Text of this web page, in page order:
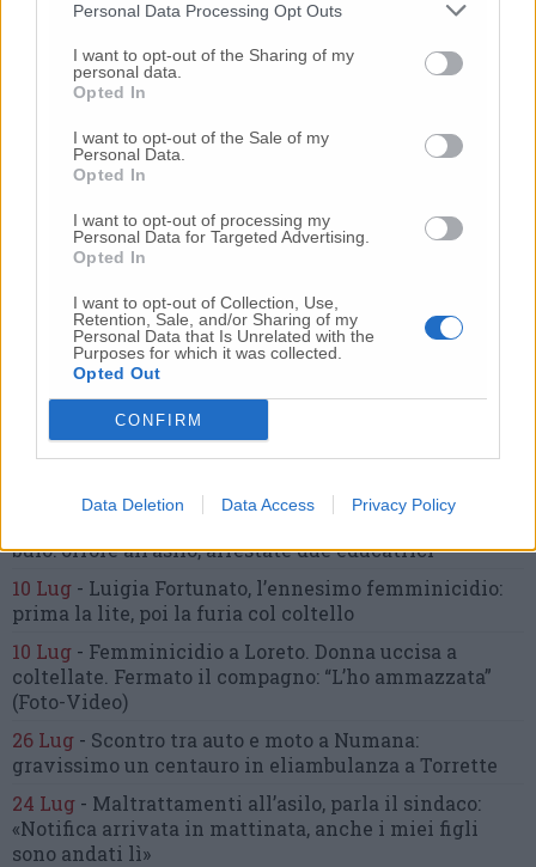
Personal Data Processing Opt Outs
I want to opt-out of the Sharing of my
personal data.
Opted In
I want to opt-out of the Sale of my
Personal Data.
Opted In
I want to opt-out of processing my
Personal Data for Targeted Advertising.
Opted In
I want to opt-out of Collection, Use,
Retention, Sale, and/or Sharing of my
Personal Data that Is Unrelated with the
Purposes for which it was collected.
Opted Out
CONFIRM
Data Deletion Data Access Privacy Policy
Commenti
Nessun commento presente
Commenta
Commenta l'articolo
buio:orrore all’asilo, arrestate due educatrici
10 Lug - Luigia Fortunato, l’ennesimo femminicidio:
prima la lite, poi la furia col coltello
10 Lug - Femminicidio a Loreto. Donna uccisa a
coltellate. Fermato il compagno: “L’ho ammazzata”
(Foto-Video)
26 Lug - Scontro tra auto e moto a Numana:
gravissimo un centauro in eliambulanza a Torrette
24 Lug - Maltrattamenti all’asilo, parla il sindaco:
«Notifica arrivata in mattinata, anche i miei figli
sono andati lì»